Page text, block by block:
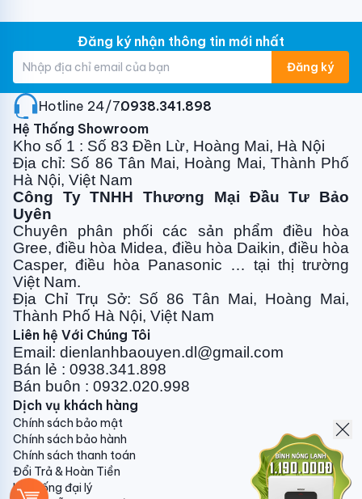
Điều hòa Casper 9000 inverter QH09IU36 xứng đáng
là người bạn đồng hàng của mọi nhà. Với thời tiết
miền Bắc đang bước vào những đợt rét đậm, rét hại
thì chiếc điều hòa Casper 2 chiều thật sự cần thiết
nhất là đối với gia đình có người già và trẻ nhỏ.
Với điều hòa Casper inverter chỉ hết
4000đ / 1 Đêm
Công nghệ inverter là công nghệ tiên tiến nhất trong
lĩnh vực điều hòa mà hầu hết các hãng điều hòa đều
trang bị cho dòng sản phẩm cao cấp của mình bởi
những ưu điểm vượt trội mà nó mang lại cho người
tiêu dùng: Tiết kiệm điện năng, máy vận hành êm ái,
mang lại sự thoải mái dễ chịu khi sử dụng...
Với Casper cũng vậy: Điều hòa Casper sử dụng
nghệ i-Savinglà công nghệ tiết kiệm điện độc đáo:
Điều chỉnh nhiệt độ cài đặt theo đường hình xoắn
thay vì đường thẳng như truyền thống. Do vậy, máy
nén không cần thay đổi hoạt động quá nhiều khi nhận
lệnh thay đổi nhiệt độ 1 cách đột ngột từ người sử
Đăng ký nhận thông tin mới nhất
Đăng ký
Hotline 24/7:0938.341.898
Hệ Thống Showroom
Kho số 1 : Số 83 Đền Lừ, Hoàng Mai, Hà Nội
Địa chỉ: Số 86 Tân Mai, Hoàng Mai, Thành Phố
Hà Nội, Việt Nam
Công Ty TNHH Thương Mại Đầu Tư Bảo
Uyên
Chuyên phân phối các sản phẩm điều hòa
Gree, điều hòa Midea, điều hòa Daikin, điều hòa
Casper, điều hòa Panasonic … tại thị trường
Việt Nam.
Địa Chỉ Trụ Sở: Số 86 Tân Mai, Hoàng Mai,
Thành Phố Hà Nội, Việt Nam
Liên hệ Với Chúng Tôi
Email: dienlanhbaouyen.dl@gmail.com
Bán lẻ : 0938.341.898
Bán buôn : 0932.020.998
Dịch vụ khách hàng
Chính sách bảo mật
Chính sách bảo hành
Chính sách thanh toán
Đổi Trả & Hoàn Tiền
Hệ thống đại lý